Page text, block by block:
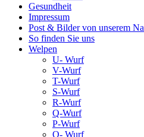
Gesundheit
Impressum
Post & Bilder von unserem
So finden Sie uns
Welpen
U- Wurf
V-Wurf
T-Wurf
S-Wurf
R-Wurf
Q-Wurf
P-Wurf
O- Wurf